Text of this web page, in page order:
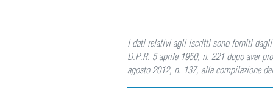
I dati relativi agli iscritti sono forniti
D.P.R. 5 aprile 1950, n. 221 dopo aver
agosto 2012, n. 137, alla compilazione